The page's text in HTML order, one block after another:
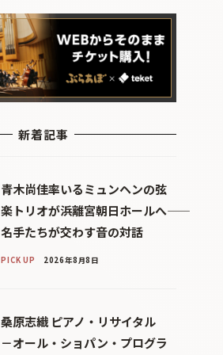
新着記事
青木尚佳率いるミュンヘンの弦
楽トリオが浜離宮朝日ホールへ――
名手たちが交わす音の対話
PICK UP 2026年8月8日
桑原志織 ピアノ・リサイタル
－オール・ショパン・プログラ